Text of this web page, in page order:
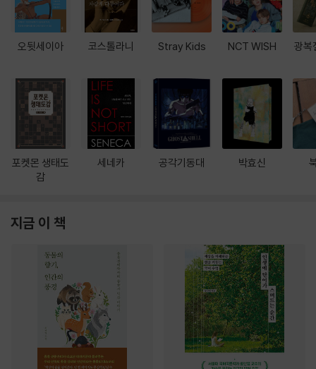
오뒷세이아
포켓몬 생태도
감
코스톨라니
세네카
Stray Kids
공각기동대
NCT WISH
박효신
광복
지금 이 책